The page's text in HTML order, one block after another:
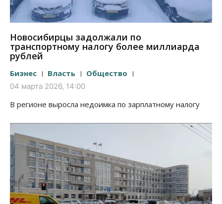
Новосибирцы задолжали по
транспортному налогу более миллиарда
рублей
Бизнес Власть Общество
04 марта 2026, 14:00
В регионе выросла недоимка по зарплатному налогу